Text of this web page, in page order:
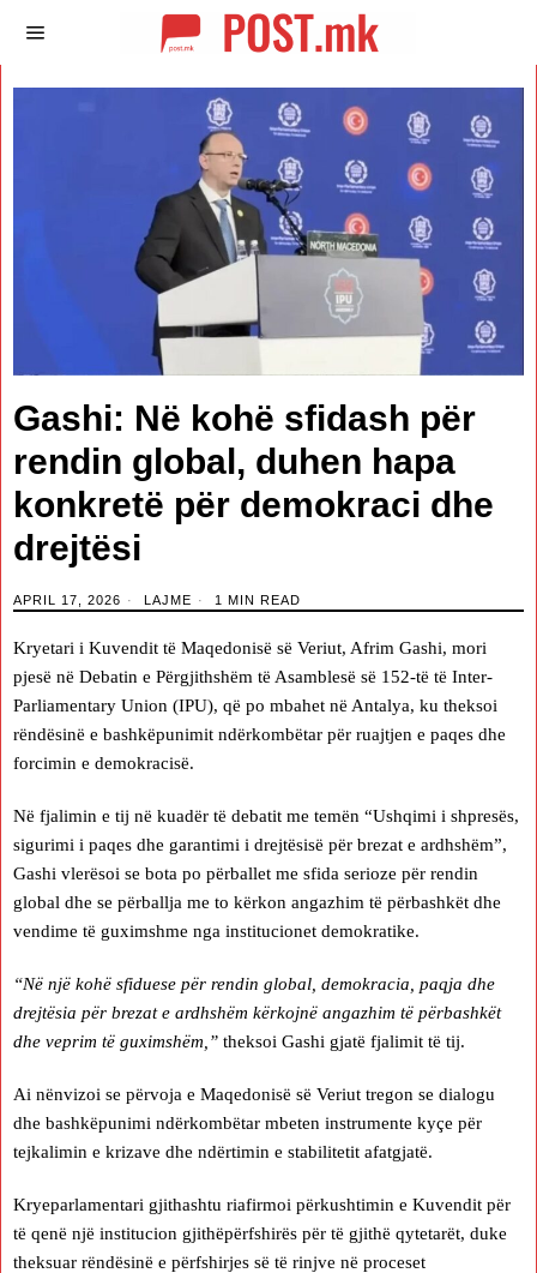
Gashi: Në kohë sfidash për
rendin global, duhen hapa
konkretë për demokraci dhe
drejtësi
APRIL 17, 2026 LAJME 1 MIN READ
Kryetari i Kuvendit të Maqedonisë së Veriut, Afrim Gashi, mori
pjesë në Debatin e Përgjithshëm të Asamblesë së 152-të të Inter-
Parliamentary Union (IPU), që po mbahet në Antalya, ku theksoi
rëndësinë e bashkëpunimit ndërkombëtar për ruajtjen e paqes dhe
forcimin e demokracisë.
Në fjalimin e tij në kuadër të debatit me temën “Ushqimi i shpresës,
sigurimi i paqes dhe garantimi i drejtësisë për brezat e ardhshëm”,
Gashi vlerësoi se bota po përballet me sfida serioze për rendin
global dhe se përballja me to kërkon angazhim të përbashkët dhe
vendime të guximshme nga institucionet demokratike.
“Në një kohë sfiduese për rendin global, demokracia, paqja dhe
drejtësia për brezat e ardhshëm kërkojnë angazhim të përbashkët
dhe veprim të guximshëm,” theksoi Gashi gjatë fjalimit të tij.
Ai nënvizoi se përvoja e Maqedonisë së Veriut tregon se dialogu
dhe bashkëpunimi ndërkombëtar mbeten instrumente kyçe për
tejkalimin e krizave dhe ndërtimin e stabilitetit afatgjatë.
Kryeparlamentari gjithashtu riafirmoi përkushtimin e Kuvendit për
të qenë një institucion gjithëpërfshirës për të gjithë qytetarët, duke
theksuar rëndësinë e përfshirjes së të rinjve në proceset